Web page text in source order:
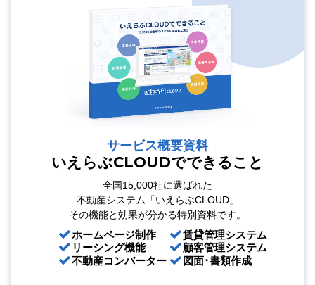
サービス概要資料
いえらぶCLOUDでできること
全国15,000社に選ばれた
不動産システム「いえらぶCLOUD」
その機能と効果が分かる特別資料です。
ホームページ制作
リーシング機能
不動産コンバーター
賃貸管理システム
顧客管理システム
図面･書類作成